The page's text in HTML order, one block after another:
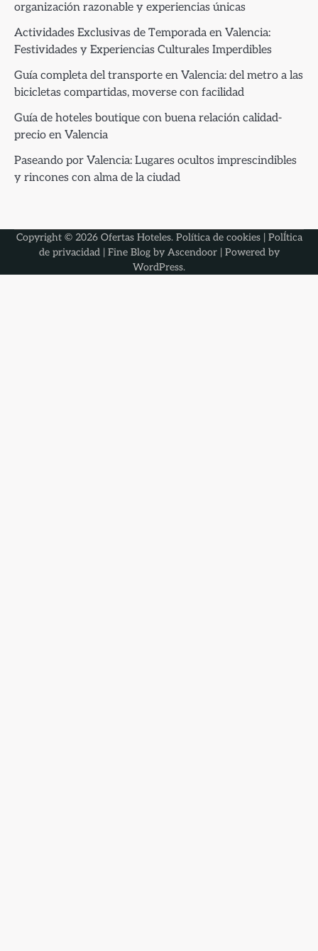
organización razonable y experiencias únicas
Actividades Exclusivas de Temporada en Valencia:
Festividades y Experiencias Culturales Imperdibles
Guía completa del transporte en Valencia: del metro a las
bicicletas compartidas, moverse con facilidad
Guía de hoteles boutique con buena relación calidad-
precio en Valencia
Paseando por Valencia: Lugares ocultos imprescindibles
y rincones con alma de la ciudad
Copyright © 2026 Ofertas Hoteles. Política de cookies| PolÍtica
de privacidad| Fine Blog by Ascendoor| Powered by
WordPress.